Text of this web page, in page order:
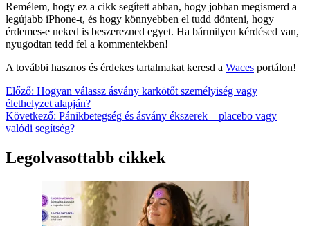
Remélem, hogy ez a cikk segített abban, hogy jobban megismerd a
legújabb iPhone-t, és hogy könnyebben el tudd dönteni, hogy
érdemes-e neked is beszerezned egyet. Ha bármilyen kérdésed van,
nyugodtan tedd fel a kommentekben!
A további hasznos és érdekes tartalmakat keresd a Waces portálon!
Bejegyzés
navigáció
Előző: Hogyan válassz ásvány karkötőt személyiség vagy
élethelyzet alapján?
Következő: Pánikbetegség és ásvány ékszerek – placebo vagy
valódi segítség?
Legolvasottabb cikkek